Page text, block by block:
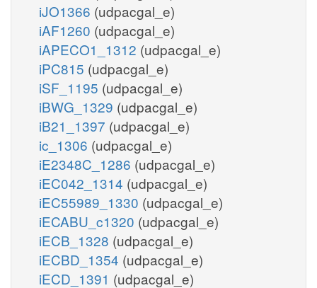
iJO1366 (udpacgal_e)
iAF1260 (udpacgal_e)
iAPECO1_1312 (udpacgal_e)
iPC815 (udpacgal_e)
iSF_1195 (udpacgal_e)
iBWG_1329 (udpacgal_e)
iB21_1397 (udpacgal_e)
ic_1306 (udpacgal_e)
iE2348C_1286 (udpacgal_e)
iEC042_1314 (udpacgal_e)
iEC55989_1330 (udpacgal_e)
iECABU_c1320 (udpacgal_e)
iECB_1328 (udpacgal_e)
iECBD_1354 (udpacgal_e)
iECD_1391 (udpacgal_e)